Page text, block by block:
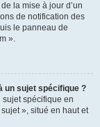
la mise à jour d’un
de notification des
le panneau de
».
un sujet spécifique ?
spécifique en
», situé en haut et